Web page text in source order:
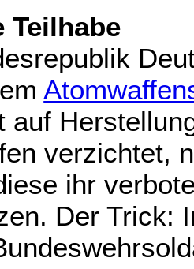
Teilhabe
auf
verzichtet,
ihr
Der Trick: